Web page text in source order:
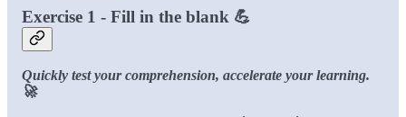
Exercise 1 - Fill in the blank 💪
Quickly test your comprehension, accelerate your learning.
🚀